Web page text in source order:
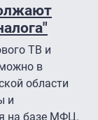
ТВ и
в
области
и
на базе МФЦ.